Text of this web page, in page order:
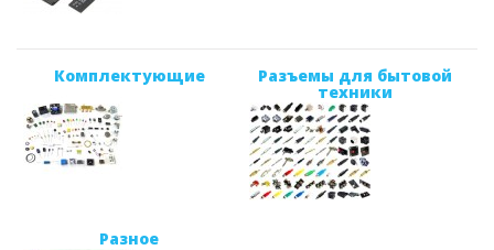
Комплектующие Разъемы для бытовой
техники
Разное